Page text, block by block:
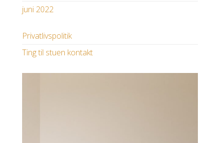
juni 2022
Privatlivspolitik
Ting til stuen kontakt